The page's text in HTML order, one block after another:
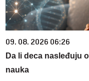
09. 08. 2026 06:26
Da li deca nasleđuju
nauka